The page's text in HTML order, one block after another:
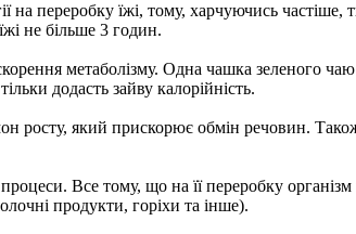
на переробку їжі, тому, харчуючись
не більше 3 годин.
метаболізму. Одна чашка зеленого
додасть зайву калорійність.
росту, який прискорює обмін речовин.
Все тому, що на її переробку
продукти, горіхи та інше).